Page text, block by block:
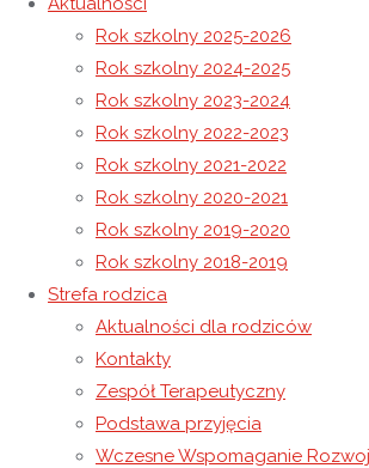
Rok szkolny 2025-2026
Rok szkolny 2024-2025
Rok szkolny 2023-2024
Rok szkolny 2022-2023
Rok szkolny 2021-2022
Rok szkolny 2020-2021
Rok szkolny 2019-2020
Rok szkolny 2018-2019
Strefa rodzica
Aktualności dla rodziców
Kontakty
Zespół Terapeutyczny
Podstawa przyjęcia
Wczesne Wspomaganie
Środa Popielcowa
Dzień Kobiet
6 marca 20257 marca 2025
Europejski Dzień Logopedy w
W dniu 6 marca we wszystkich
Europejskiej obchodzimy dzień